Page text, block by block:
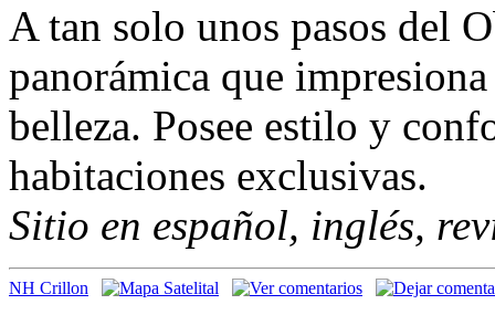
A tan solo unos pasos del
panorámica que
belleza. Posee estilo y
habitaciones exclusivas.
Sitio en español, inglés,
NH Crillon